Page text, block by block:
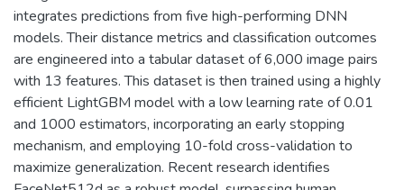
integrates predictions from five high-performing DNN
models. Their distance metrics and classification outcomes
are engineered into a tabular dataset of 6,000 image pairs
with 13 features. This dataset is then trained using a highly
efficient LightGBM model with a low learning rate of 0.01
and 1000 estimators, incorporating an early stopping
mechanism, and employing 10-fold cross-validation to
maximize generalization. Recent research identifies